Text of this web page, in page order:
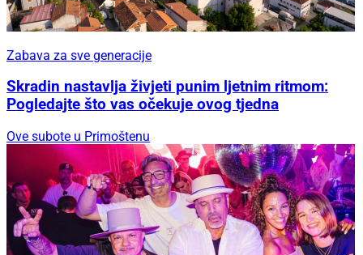
Zabava za sve generacije
Skradin nastavlja živjeti punim ljetnim ritmom:
Pogledajte što vas očekuje ovog tjedna
Ove subote u Primoštenu